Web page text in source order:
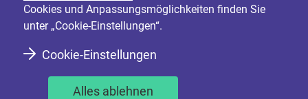
Cookies und Anpassungsmöglichkeiten finden Sie
unter „Cookie-Einstellungen“.
Cookie-Einstellungen
Alles ablehnen